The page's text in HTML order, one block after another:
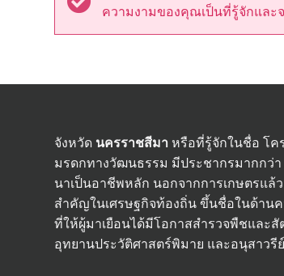
ความงามของคุณเป็นที่รู้จักและ
จังหวัด นครราชสีมา หรือที่รู้จักในชื่อ โค
มรดกทางวัฒนธรรม มีประชากรมากกว่
นาเป็นอาชีพหลัก นอกจากการเกษตรแล้
สำคัญในเศรษฐกิจท้องถิ่น ขึ้นชื่อในด้าน
ที่ให้ผู้มาเยือนได้มีโอกาสสำรวจพืชและ
อุทยานประวัติศาสตร์พิมาย และอนุสาวรี